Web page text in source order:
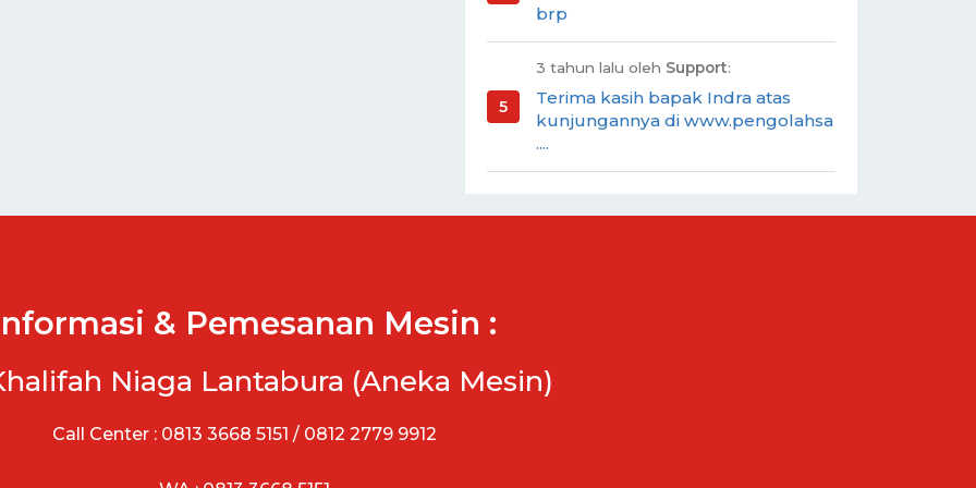
brp
3 tahun lalu oleh Support:
Terima kasih bapak Indra atas
kunjungannya di www.pengolahsa
....
& Pemesanan Mesin :
Niaga Lantabura (Aneka Mesin)
Call Center : 0813 3668 5151 / 0812 2779 9912